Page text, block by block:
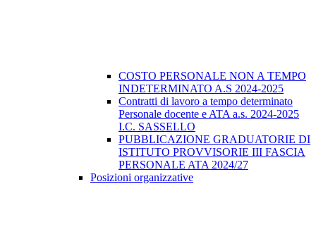
COSTO PERSONALE NON A TEMPO
INDETERMINATO A.S 2024-2025
Contratti di lavoro a tempo determinato
Personale docente e ATA a.s. 2024-2025
I.C. SASSELLO
PUBBLICAZIONE GRADUATORIE DI
ISTITUTO PROVVISORIE III FASCIA
PERSONALE ATA 2024/27
Posizioni organizzative